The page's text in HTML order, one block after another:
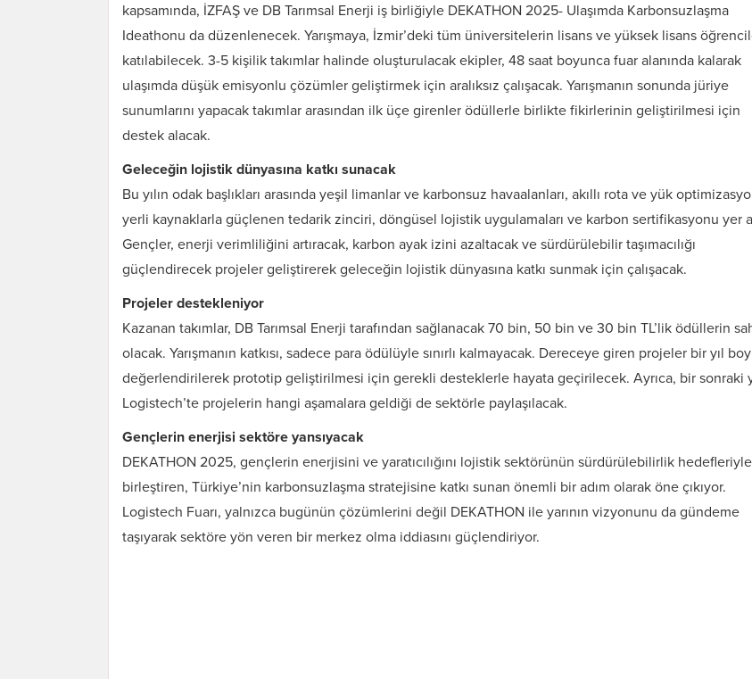
kapsamında, İZFAŞ ve DB Tarımsal Enerji iş birliğiyle DEKATHON 2025- Ulaşımda Karbonsuzlaşma
Ideathonu da düzenlenecek. Yarışmaya, İzmir’deki tüm üniversitelerin lisans ve yüksek lisans
katılabilecek. 3-5 kişilik takımlar halinde oluşturulacak ekipler, 48 saat boyunca fuar alanında kalarak
ulaşımda düşük emisyonlu çözümler geliştirmek için aralıksız çalışacak. Yarışmanın sonunda jüriye
sunumlarını yapacak takımlar arasından ilk üçe girenler ödüllerle birlikte fikirlerinin geliştirilmesi için
destek alacak.
Geleceğin lojistik dünyasına katkı sunacak
Bu yılın odak başlıkları arasında yeşil limanlar ve karbonsuz havaalanları, akıllı rota ve yük
yerli kaynaklarla güçlenen tedarik zinciri, döngüsel lojistik uygulamaları ve karbon sertifikasyonu yer
Gençler, enerji verimliliğini artıracak, karbon ayak izini azaltacak ve sürdürülebilir taşımacılığı
güçlendirecek projeler geliştirerek geleceğin lojistik dünyasına katkı sunmak için çalışacak.
Projeler destekleniyor
Kazanan takımlar, DB Tarımsal Enerji tarafından sağlanacak 70 bin, 50 bin ve 30 bin TL’lik ödüllerin
olacak. Yarışmanın katkısı, sadece para ödülüyle sınırlı kalmayacak. Dereceye giren projeler bir yıl
değerlendirilerek prototip geliştirilmesi için gerekli desteklerle hayata geçirilecek. Ayrıca, bir sonraki
Logistech’te projelerin hangi aşamalara geldiği de sektörle paylaşılacak.
Gençlerin enerjisi sektöre yansıyacak
DEKATHON 2025, gençlerin enerjisini ve yaratıcılığını lojistik sektörünün sürdürülebilirlik hedefleriyle
birleştiren, Türkiye’nin karbonsuzlaşma stratejisine katkı sunan önemli bir adım olarak öne çıkıyor.
Logistech Fuarı, yalnızca bugünün çözümlerini değil DEKATHON ile yarının vizyonunu da gündeme
taşıyarak sektöre yön veren bir merkez olma iddiasını güçlendiriyor.